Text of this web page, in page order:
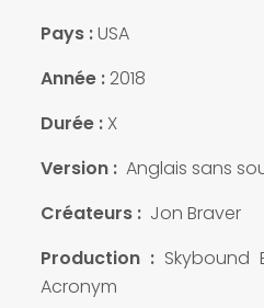
Pays :USA
Année :2018
Durée :X
Version :Anglais sans
Créateurs :Jon Braver
Production :Skybound
Acronym